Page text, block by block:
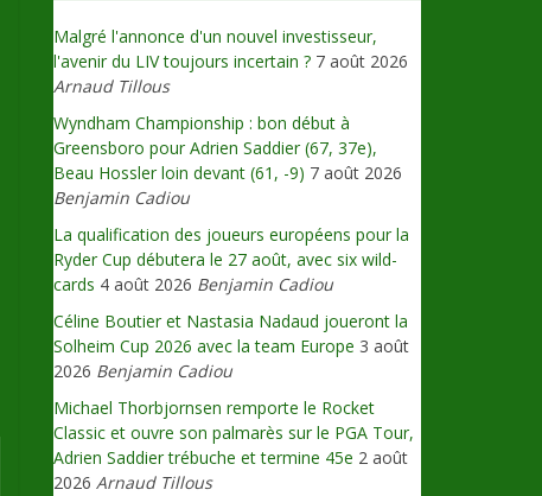
Malgré l'annonce d'un nouvel investisseur,
l'avenir du LIV toujours incertain ? 7 août 2026
Arnaud Tillous
Wyndham Championship : bon début à
Greensboro pour Adrien Saddier (67, 37e),
Beau Hossler loin devant (61, -9) 7 août 2026
Benjamin Cadiou
La qualification des joueurs européens pour la
Ryder Cup débutera le 27 août, avec six wild-
cards 4 août 2026 Benjamin Cadiou
Céline Boutier et Nastasia Nadaud joueront la
Solheim Cup 2026 avec la team Europe 3 août
2026 Benjamin Cadiou
Michael Thorbjornsen remporte le Rocket
Classic et ouvre son palmarès sur le PGA Tour,
Adrien Saddier trébuche et termine 45e 2 août
2026 Arnaud Tillous